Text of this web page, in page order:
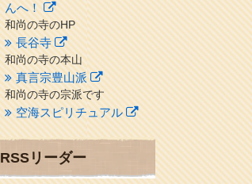
んへ！
和尚の寺のHP
長谷寺
和尚の寺の本山
真言宗豊山派
和尚の寺の宗派です
空海スピリチュアル
２１世紀を（空海）する情
クリプロホームページ
RSSリーダー